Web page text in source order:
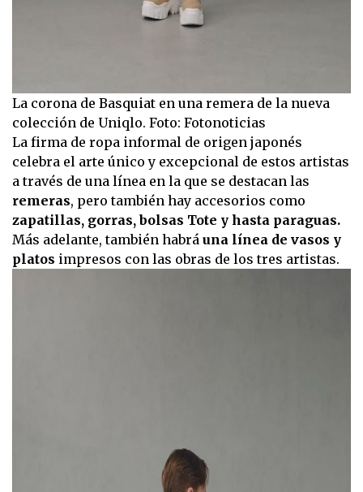
La corona de Basquiat en una remera de la nueva
colección de Uniqlo. Foto: Fotonoticias
La firma de ropa informal de origen japonés
celebra el arte único y excepcional de estos artistas
a través de una línea en la que se destacan las
remeras, pero también hay accesorios como
zapatillas, gorras, bolsas Tote y hasta paraguas.
Más adelante, también habrá una línea de vasos y
platos impresos con las obras de los tres artistas.